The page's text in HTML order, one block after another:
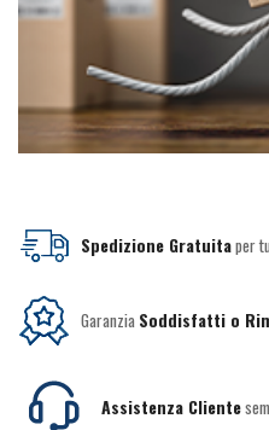
Spedizione Gratuitaper
Garanzia Soddisfatti o
Assistenza Cliente